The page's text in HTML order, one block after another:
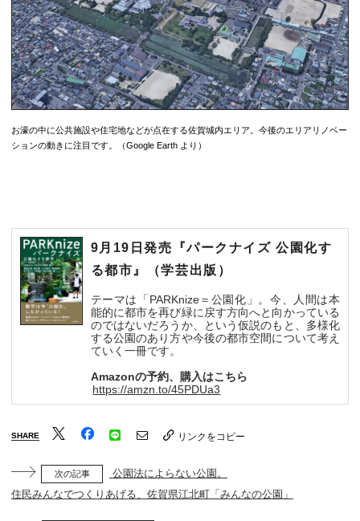
お濠の中に公共施設や住宅地などが点在する佐賀城内エリア。今後のエリアリノベー
ションの動きに注目です。（Google Earth より）
9月19日発売『パークナイズ 公園化す
る都市』（学芸出版）
テーマは「PARKnize＝公園化」。今、人間は本
能的に都市を再び緑に戻す方向へと向かっている
のではないだろうか、という仮説のもと、多様化
する公園のあり方や今後の都市空間について考え
ていく一冊です。
Amazonの予約、購入はこちら
https://amzn.to/45PDUa3
SHARE リンクをコピー
次の記事
公園法によらない公園。
住民みんなでつくりあげる、佐賀県江北町「みんなの公園」